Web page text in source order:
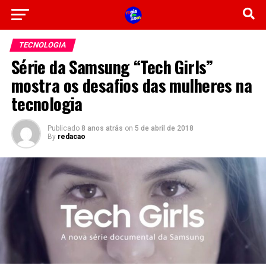
TECNOLOGIA
Série da Samsung “Tech Girls”
mostra os desafios das mulheres na
tecnologia
Publicado 8 anos atrás on 5 de abril de 2018
By redacao